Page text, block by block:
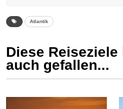
Atlantik
Diese
auch gefallen...